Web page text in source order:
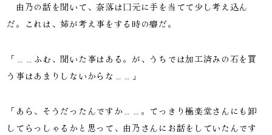
由乃の話を聞いて、奈落は口元に手を当てて少し考え込ん
だ。これは、姉が考え事をする時の癖だ。
「……ふむ、聞いた事はある。が、うちでは加工済みの石を買
う事はあまりしないからな……」
「あら、そうだったんですか……。てっきり極楽堂さんにも卸
してらっしゃるかと思って、由乃さんにお話をしていたんです